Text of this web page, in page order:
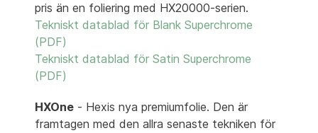
pris än en foliering med HX20000-serien.
Tekniskt datablad för Blank Superchrome
(PDF)
Tekniskt datablad för Satin Superchrome
(PDF)
HXOne - Hexis nya premiumfolie. Den är
framtagen med den allra senaste tekniken för